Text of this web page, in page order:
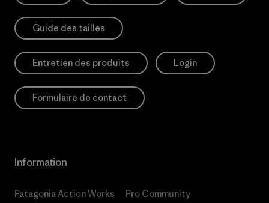
Guide des tailles
Entretien des produits Login
Formulaire de contact
Information
Patagonia Action Works Pro Community